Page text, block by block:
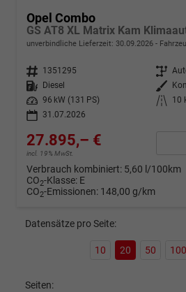
Opel Combo
GS AT8 XL Matrix Kam
unverbindliche Lieferzeit: 30.09.2026
Fahrzeugnr. 1351295 Getriebe
Kraftstoff
Diesel Außenfarbe
Leistung
96 kW (131 PS) Kilometerstand
10
31.07.2026
27.895,– €
incl. 19% MwSt.
Verbrauch kombiniert: 5,60 l/100km
CO2-Klasse: E
CO2-Emissionen: 148,00 g/km
Datensätze pro Seite:
10 20 50 100
Seiten: